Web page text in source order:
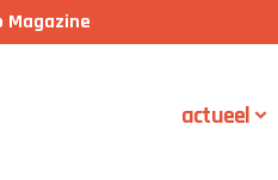
Magazine
actueel